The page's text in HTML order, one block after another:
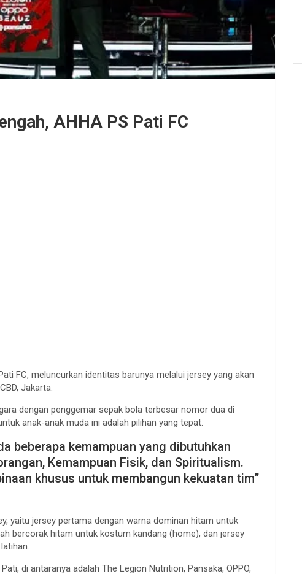
AHHA PS Pati FC
FC, meluncurkan identitas barunya melalui jersey yang akan
Jakarta.
dengan penggemar sepak bola terbesar nomor dua di
anak-anak muda ini adalah pilihan yang tepat.
beberapa kemampuan yang dibutuhkan
Kemampuan Fisik, dan Spiritualism.
khusus untuk membangun kekuatan tim”
yaitu jersey pertama dengan warna dominan hitam untuk
bercorak hitam untuk kostum kandang (home), dan jersey
di antaranya adalah The Legion Nutrition, Pansaka, OPPO,